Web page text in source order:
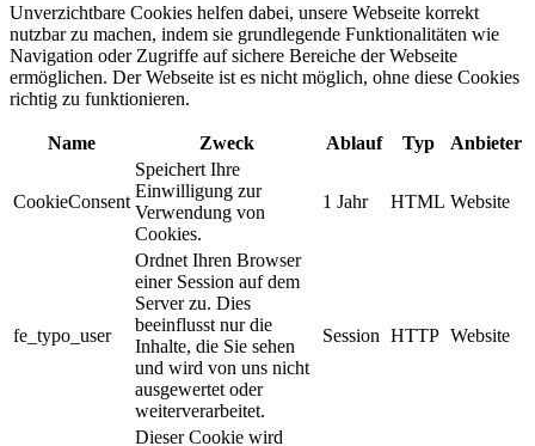
Unverzichtbare Cookies helfen dabei, unsere Webseite korrekt
nutzbar zu machen, indem sie grundlegende Funktionalitäten wie
Navigation oder Zugriffe auf sichere Bereiche der Webseite
ermöglichen. Der Webseite ist es nicht möglich, ohne diese Cookies
richtig zu funktionieren.
Name Zweck Ablauf Typ Anbieter
CookieConsent
Speichert Ihre
Einwilligung zur
Verwendung von
Cookies.
1 Jahr HTML Website
fe_typo_user
Ordnet Ihren Browser
einer Session auf dem
Server zu. Dies
beeinflusst nur die
Inhalte, die Sie sehen
und wird von uns nicht
ausgewertet oder
weiterverarbeitet.
Session HTTP Website
Dieser Cookie wird